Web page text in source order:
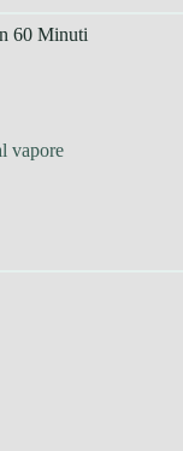
60 Minuti
vapore